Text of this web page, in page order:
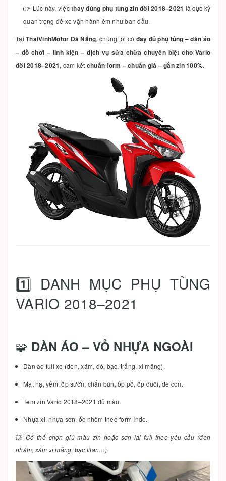
👉 Lúc này, việcthay đúng phụ tùng zin đời 2018–2021 là cực kỳ
quan trọng để xe vận hành êm như ban đầu.
TạiThaiVinhMotor Đà Nẵng, chúng tôi có đầy đủ phụ tùng – dàn áo
– đồ chơi – linh kiện – dịch vụ sửa chữa chuyên biệt cho Vario
đời 2018–2021, cam kết chuẩn form – chuẩn giá – gắn zin 100%.
1️⃣ DANH MỤC PHỤ TÙNG
VARIO 2018–2021
🧩 DÀN ÁO – VỎ NHỰA NGOÀI
Dàn áo full xe (đen, xám, đỏ, bạc, trắng, xi măng).
Mặt nạ, yếm, ốp sườn, chắn bùn, ốp pô, ốp đuôi, dè con.
Tem zin Vario 2018–2021 đủ màu.
Nhựa xi, nhựa sơn, ốc nhôm theo form Indo.
💥Có thể chọn giữ màu zin hoặc sơn lại full theo yêu cầu (đen
nhám, xám xi măng, bạc titan…).